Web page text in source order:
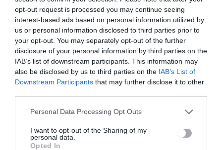
opt-out request is processed you may continue seeing
interest-based ads based on personal information utilized by
us or personal information disclosed to third parties prior to
your opt-out. You may separately opt-out of the further
disclosure of your personal information by third parties on the
IAB’s list of downstream participants. This information may
also be disclosed by us to third parties on the IAB’s List of
Downstream Participants that may further disclose it to other
Personal Data Processing Opt Outs
I want to opt-out of the Sharing of my
personal data.
Opted In
si program
Ez is érdekelheti
HÍRLISTA
Három haláleset történt